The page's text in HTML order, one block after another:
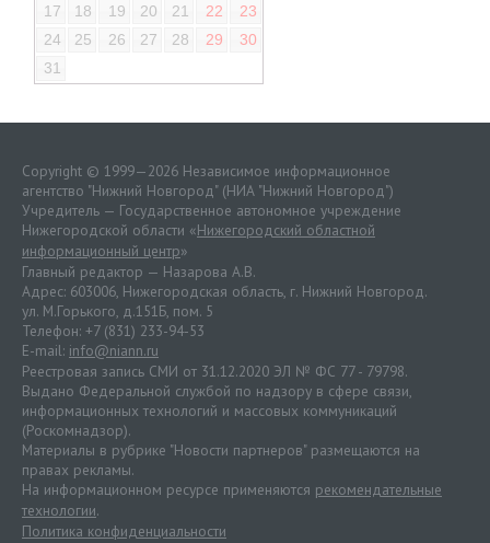
17
18 19 20 21 22
23
24
25 26 27 28 29
30
31
Copyright © 1999—2026 Независимое информационное
агентство "Нижний Новгород" (НИА "Нижний Новгород")
Учредитель — Государственное автономное учреждение
Нижегородской области «Нижегородский областной
информационный центр»
Главный редактор — Назарова А.В.
Адрес: 603006, Нижегородская область, г. Нижний Новгород.
ул. М.Горького, д.151Б, пом. 5
Телефон: +7 (831) 233-94-53
E-mail: info@niann.ru
Реестровая запись СМИ от 31.12.2020 ЭЛ № ФС 77 - 79798.
Выдано Федеральной службой по надзору в сфере связи,
информационных технологий и массовых коммуникаций
(Роскомнадзор).
Материалы в рубрике "Новости партнеров" размещаются на
правах рекламы.
На информационном ресурсе применяются рекомендательные
технологии.
Политика конфиденциальности